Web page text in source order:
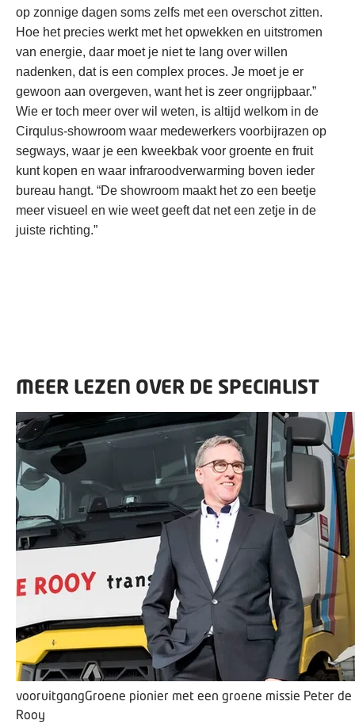
op zonnige dagen soms zelfs met een overschot zitten.
Hoe het precies werkt met het opwekken en uitstromen
van energie, daar moet je niet te lang over willen
nadenken, dat is een complex proces. Je moet je er
gewoon aan overgeven, want het is zeer ongrijpbaar.”
Wie er toch meer over wil weten, is altijd welkom in de
Cirqulus-showroom waar medewerkers voorbijrazen op
segways, waar je een kweekbak voor groente en fruit
kunt kopen en waar infraroodverwarming boven ieder
bureau hangt. “De showroom maakt het zo een beetje
meer visueel en wie weet geeft dat net een zetje in de
juiste richting.”
MEER LEZEN OVER DE SPECIALIST
vooruitgang​Groene pionier met een groene missie Peter de
Rooy